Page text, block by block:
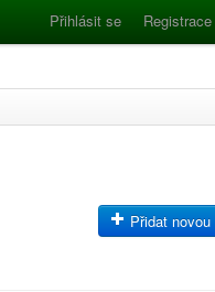
Přihlásit se Registrace
Přidat novou